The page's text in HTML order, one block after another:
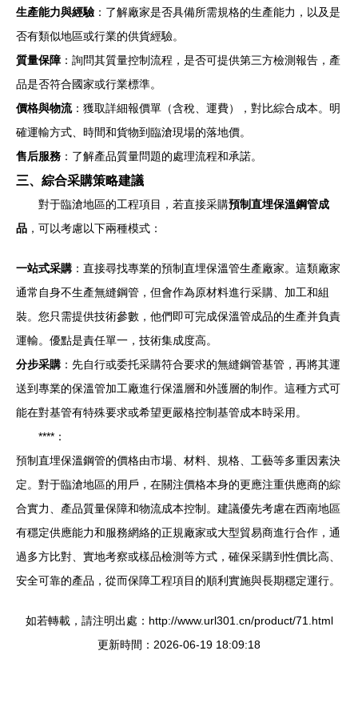
生產能力與經驗 ：了解廠家是否具備所需規格的生產能力，以及是
否有類似地區或行業的供貨經驗。
質量保障 ：詢問其質量控制流程，是否可提供第三方檢測報告，產
品是否符合國家或行業標準。
價格與物流：獲取詳細報價單（含稅、運費），對比綜合成本。明
確運輸方式、時間和貨物到臨滄現場的落地價。
售后服務 ：了解產品質量問題的處理流程和承諾。
三、綜合采購策略建議
對于臨滄地區的工程項目，若直接采購預制直埋保溫鋼管成
品 ，可以考慮以下兩種模式：
一站式采購 ：直接尋找專業的預制直埋保溫管生產廠家。這類廠家
通常自身不生產無縫鋼管，但會作為原材料進行采購、加工和組
裝。您只需提供技術參數，他們即可完成保溫管成品的生產并負責
運輸。優點是責任單一，技術集成度高。
分步采購 ：先自行或委托采購符合要求的無縫鋼管基管，再將其運
送到專業的保溫管加工廠進行保溫層和外護層的制作。這種方式可
能在對基管有特殊要求或希望更嚴格控制基管成本時采用。
****：
預制直埋保溫鋼管的價格由市場、材料、規格、工藝等多重因素決
定。對于臨滄地區的用戶，在關注價格本身的更應注重供應商的綜
合實力、產品質量保障和物流成本控制。建議優先考慮在西南地區
有穩定供應能力和服務網絡的正規廠家或大型貿易商進行合作，通
過多方比對、實地考察或樣品檢測等方式，確保采購到性價比高、
安全可靠的產品，從而保障工程項目的順利實施與長期穩定運行。
如若轉載，請注明出處：http://www.url301.cn/product/71.html
更新時間：2026-06-19 18:09:18